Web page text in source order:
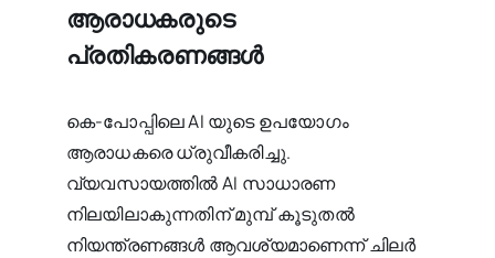
ആരാധകരുടെ
പ്രതികരണങ്ങൾ
കെ-പോപ്പിലെ AI യുടെ ഉപയോഗം
ആരാധകരെ ധ്രുവീകരിച്ചു.
വ്യവസായത്തിൽ AI സാധാരണ
നിലയിലാകുന്നതിന് മുമ്പ് കൂടുതൽ
നിയന്ത്രണങ്ങൾ ആവശ്യമാണെന്ന് ചിലർ